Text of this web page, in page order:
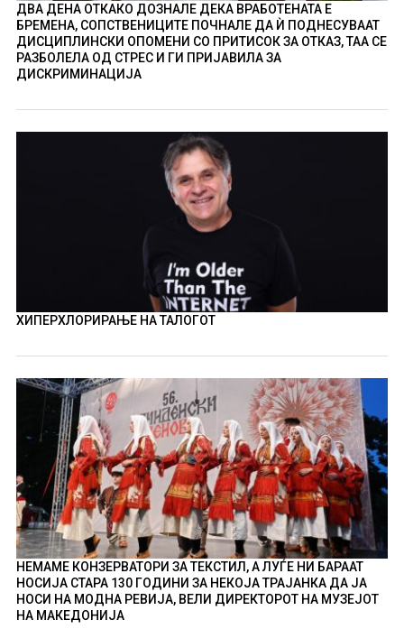
ДВА ДЕНА ОТКАКО ДОЗНАЛЕ ДЕКА ВРАБОТЕНАТА Е
БРЕМЕНА, СОПСТВЕНИЦИТЕ ПОЧНАЛЕ ДА Ѝ ПОДНЕСУВААТ
ДИСЦИПЛИНСКИ ОПОМЕНИ СО ПРИТИСОК ЗА ОТКАЗ, ТАА СЕ
РАЗБОЛЕЛА ОД СТРЕС И ГИ ПРИЈАВИЛА ЗА
ДИСКРИМИНАЦИЈА
ХИПЕРХЛОРИРАЊЕ НА ТАЛОГОТ
НЕМАМЕ КОНЗЕРВАТОРИ ЗА ТЕКСТИЛ, А ЛУЃЕ НИ БАРААТ
НОСИЈА СТАРА 130 ГОДИНИ ЗА НЕКОЈА ТРАЈАНКА ДА ЈА
НОСИ НА МОДНА РЕВИЈА, ВЕЛИ ДИРЕКТОРОТ НА МУЗЕЈОТ
НА МАКЕДОНИЈА